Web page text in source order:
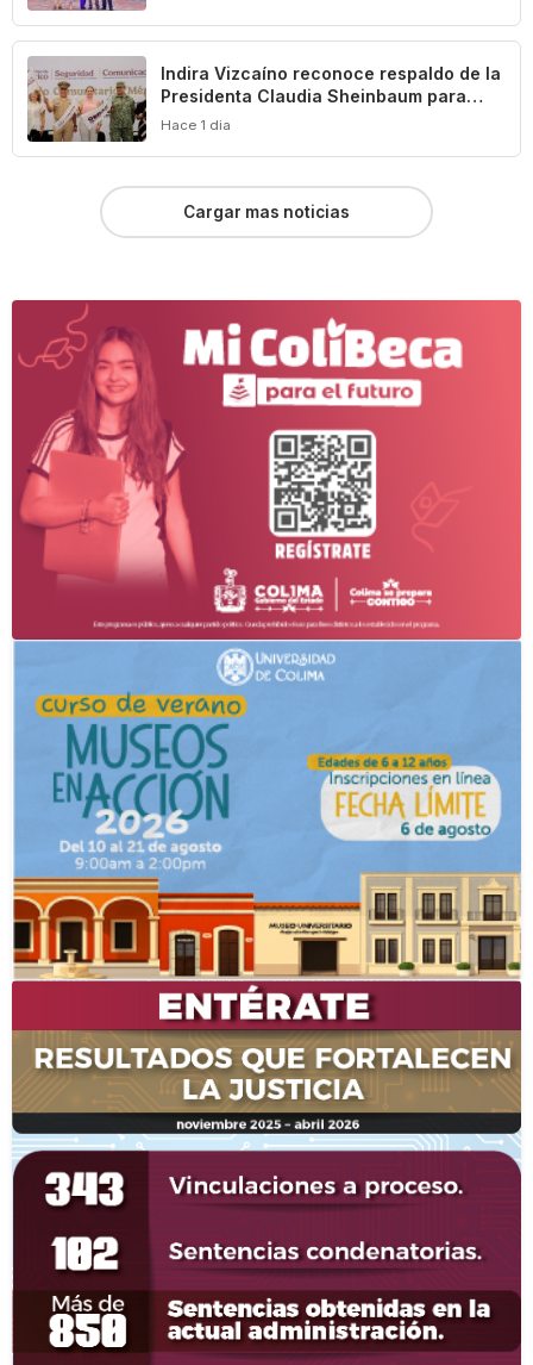
Indira Vizcaíno reconoce respaldo de la
Presidenta Claudia Sheinbaum para
impulsar el desarrollo de Manzanillo y
Hace 1 dia
Cargar mas noticias